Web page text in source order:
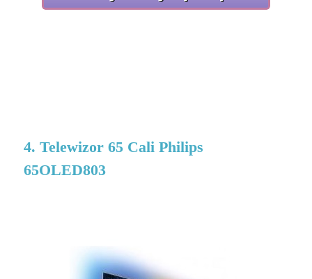
4. Telewizor 65 Cali Philips
65OLED803